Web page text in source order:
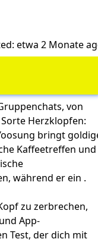
etwa 2 Monate
von
Herzklopfen:
bringt
Kaffeetreffen und
während er ein .
zu zerbrechen,
App-
Test, der dich mit